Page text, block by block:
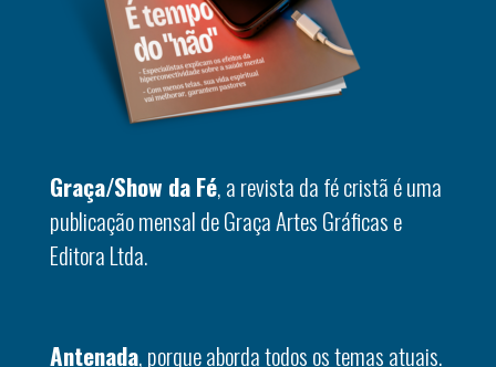
Graça/Show da Fé, a revista da fé cristã é uma
publicação mensal de Graça Artes Gráficas e
Editora Ltda.
Antenada, porque aborda todos os temas atuais.